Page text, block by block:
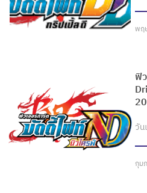
พฤ
ฟิ
วัน
กุม